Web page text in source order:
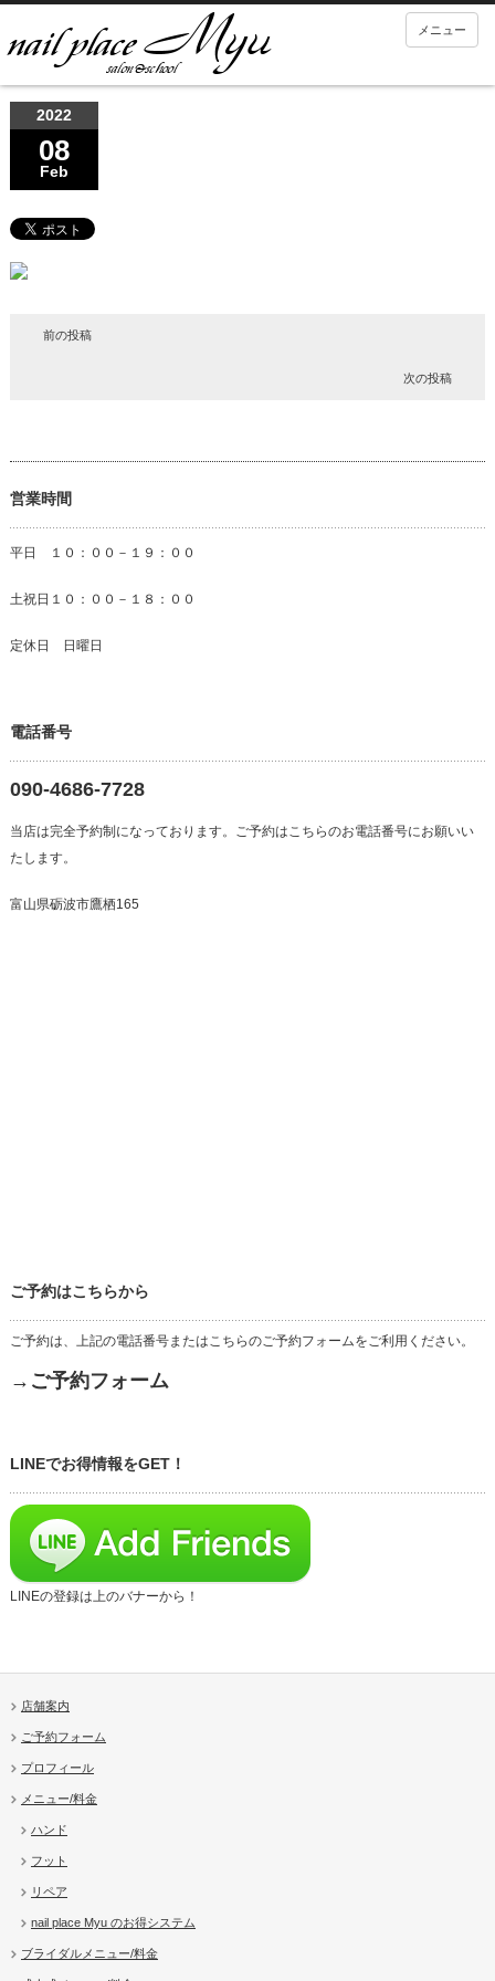
メニュー
2022
08
Feb
前の投稿
次の投稿
営業時間
平日 １０：００－１９：００
土祝日１０：００－１８：００
定休日 日曜日
電話番号
090-4686-7728
当店は完全予約制になっております。ご予約はこちらのお電話番号にお願いい
たします。
富山県砺波市鷹栖165
ご予約はこちらから
ご予約は、上記の電話番号またはこちらのご予約フォームをご利用ください。
→ご予約フォーム
LINEでお得情報をGET！
LINEの登録は上のバナーから！
店舗案内
ご予約フォーム
プロフィール
メニュー/料金
ハンド
フット
リペア
nail place Myu のお得システム
ブライダルメニュー/料金